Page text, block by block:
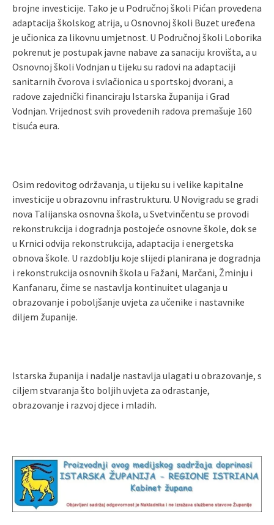
brojne investicije. Tako je u Područnoj školi Pićan provedena
adaptacija školskog atrija, u Osnovnoj školi Buzet uređena
je učionica za likovnu umjetnost. U Područnoj školi Loborika
pokrenut je postupak javne nabave za sanaciju krovišta, a u
Osnovnoj školi Vodnjan u tijeku su radovi na adaptaciji
sanitarnih čvorova i svlačionica u sportskoj dvorani, a
radove zajednički financiraju Istarska županija i Grad
Vodnjan. Vrijednost svih provedenih radova premašuje 160
tisuća eura.
Osim redovitog održavanja, u tijeku su i velike kapitalne
investicije u obrazovnu infrastrukturu. U Novigradu se gradi
nova Talijanska osnovna škola, u Svetvinčentu se provodi
rekonstrukcija i dogradnja postojeće osnovne škole, dok se
u Krnici odvija rekonstrukcija, adaptacija i energetska
obnova škole. U razdoblju koje slijedi planirana je dogradnja
i rekonstrukcija osnovnih škola u Fažani, Marčani, Žminju i
Kanfanaru, čime se nastavlja kontinuitet ulaganja u
obrazovanje i poboljšanje uvjeta za učenike i nastavnike
diljem županije.
Istarska županija i nadalje nastavlja ulagati u obrazovanje, s
ciljem stvaranja što boljih uvjeta za odrastanje,
obrazovanje i razvoj djece i mladih.